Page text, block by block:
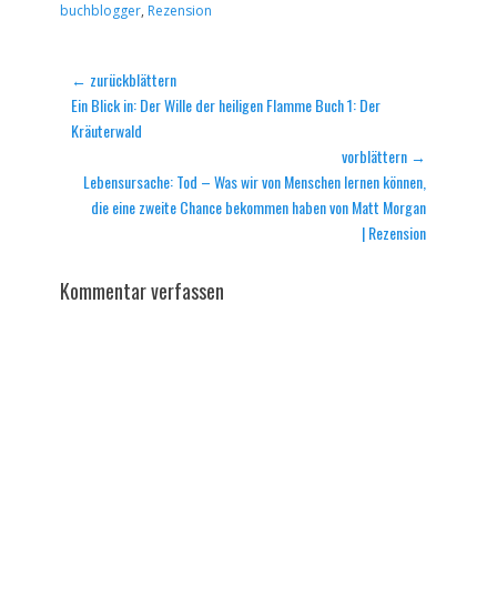
buchblogger, Rezension
Beitragsnavigation
← zurückblättern
Vorheriger
Beitrag:
Ein Blick in: Der Wille der heiligen Flamme Buch 1: Der
Kräuterwald
vorblättern →
Nächster
Beitrag:
Lebensursache: Tod – Was wir von Menschen lernen können,
die eine zweite Chance bekommen haben von Matt Morgan
| Rezension
Kommentar verfassen